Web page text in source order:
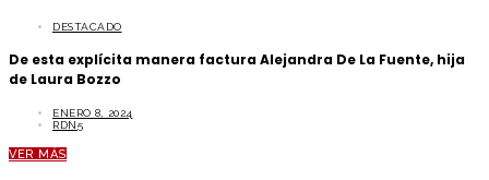
DESTACADO
De esta explícita manera factura Alejandra De La Fuente, hija
de Laura Bozzo
ENERO 8, 2024
RDN5
VER MÁS